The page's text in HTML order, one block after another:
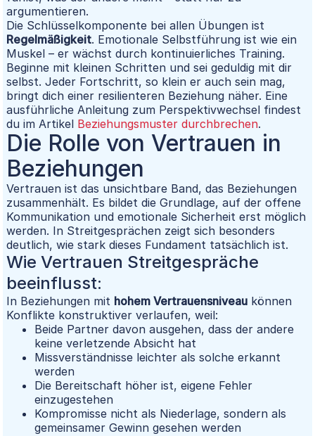
argumentieren.
Die Schlüsselkomponente bei allen Übungen ist
Regelmäßigkeit. Emotionale Selbstführung ist wie ein
Muskel – er wächst durch kontinuierliches Training.
Beginne mit kleinen Schritten und sei geduldig mit dir
selbst. Jeder Fortschritt, so klein er auch sein mag,
bringt dich einer resilienteren Beziehung näher. Eine
ausführliche Anleitung zum Perspektivwechsel findest
du im Artikel Beziehungsmuster durchbrechen.
Die Rolle von Vertrauen in
Beziehungen
Vertrauen ist das unsichtbare Band, das Beziehungen
zusammenhält. Es bildet die Grundlage, auf der offene
Kommunikation und emotionale Sicherheit erst möglich
werden. In Streitgesprächen zeigt sich besonders
deutlich, wie stark dieses Fundament tatsächlich ist.
Wie Vertrauen Streitgespräche
beeinflusst:
In Beziehungen mit hohem Vertrauensniveau können
Konflikte konstruktiver verlaufen, weil:
Beide Partner davon ausgehen, dass der andere
keine verletzende Absicht hat
Missverständnisse leichter als solche erkannt
werden
Die Bereitschaft höher ist, eigene Fehler
einzugestehen
Kompromisse nicht als Niederlage, sondern als
gemeinsamer Gewinn gesehen werden